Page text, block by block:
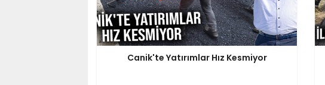
Canik'te Yatırımlar Hız Kesmiyor